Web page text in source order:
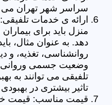
سراسر شهر تهران می
ارائه ی خدمات
منزل باید برای
دهد. به عنوان مثال،
روانشناسی، تغذیه، و
وضعیت جسمی وروانی
تلفیقی می توانند به
تاثیر بیشتری در
قیمت مناسب: قیمت